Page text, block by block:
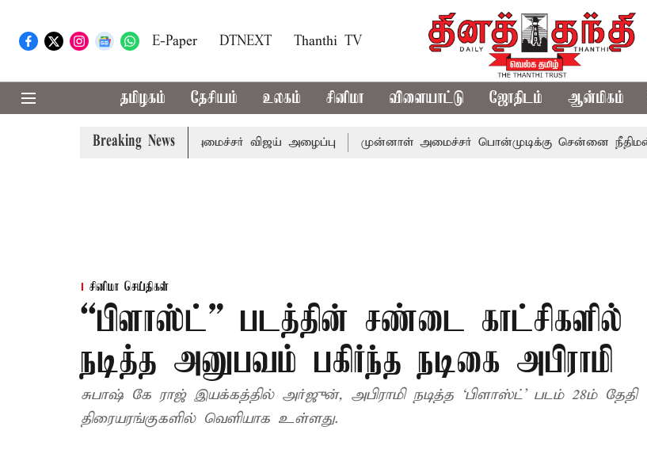
E-Paper DTNEXT Thanthi TV
தமிழகம் தேசியம் உலகம் சினிமா விளையாட்டு ஜோதிடம் ஆன்மிகம்
Breaking News
கூட்டத்துக்கு முதல்-அமைச்சர் விஜய் அழைப்பு முன்னாள் அமைச்சர் பொன்முடிக்கு சென்னை நீதிமன்றம்
சினிமா செய்திகள்
“பிளாஸ்ட்” படத்தின் சண்டை காட்சிகளில்
நடித்த அனுபவம் பகிர்ந்த நடிகை அபிராமி
சுபாஷ் கே ராஜ் இயக்கத்தில் அர்ஜுன், அபிராமி நடித்த ‘பிளாஸ்ட்’ படம் 28ம் தேதி
திரையரங்குகளில் வெளியாக உள்ளது.